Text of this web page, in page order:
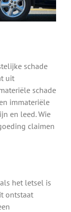
schade
uit
schade
immateriële
en leed. Wie
claimen
het letsel is
ontstaat